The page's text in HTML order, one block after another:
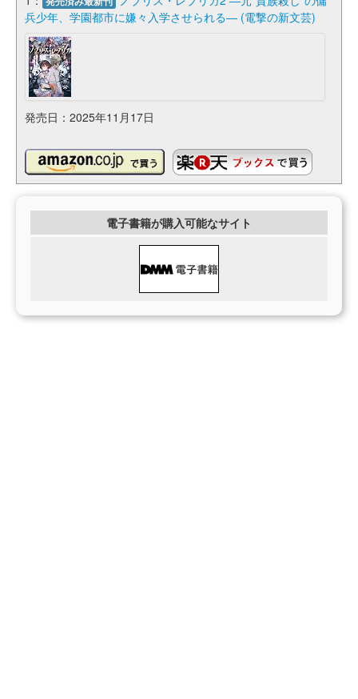
兵少年、学園都市に嫌々入学させられる― (電撃の新文芸)
発売日：2025年11月17日
電子書籍が購入可能なサイト